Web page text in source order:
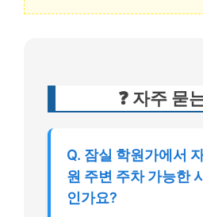
❓ 자주 묻
Q. 잠실 학원가에서
원 주변 주차 가능한
인가요?